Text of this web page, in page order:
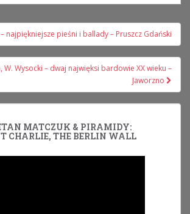
najpiękniejsze pieśni i ballady – Pruszcz Gdański
W. Wysocki – dwaj najwięksi bardowie XX wieku –
Jaworzno
MATCZUK & PIRAMIDY:
CHARLIE, THE BERLIN WALL